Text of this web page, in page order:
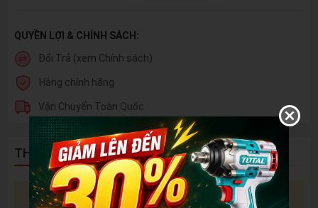
QUYỀN LỢI & CHÍNH SÁCH:
Đổi Trả (xem Chính sách)
Hàng chính hãng
Vận Chuyển Toàn Quốc
THÔNG TIN SẢN PHẨM
Thông tin sản phẩm đang được cập nhật